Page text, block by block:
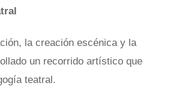
la creación escénica y la
un recorrido artístico que
teatral.